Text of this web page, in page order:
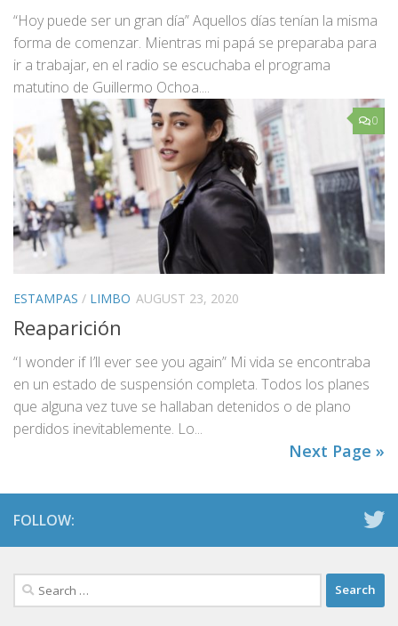
“Hoy puede ser un gran día” Aquellos días tenían la misma
forma de comenzar. Mientras mi papá se preparaba para
ir a trabajar, en el radio se escuchaba el programa
matutino de Guillermo Ochoa....
0
ESTAMPAS / LIMBO AUGUST 23, 2020
Reaparición
“I wonder if I’ll ever see you again” Mi vida se encontraba
en un estado de suspensión completa. Todos los planes
que alguna vez tuve se hallaban detenidos o de plano
perdidos inevitablemente. Lo...
Next Page »
FOLLOW:
Search
for: